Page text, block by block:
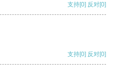
支持[0] 反对[0]
支持[0] 反对[0]